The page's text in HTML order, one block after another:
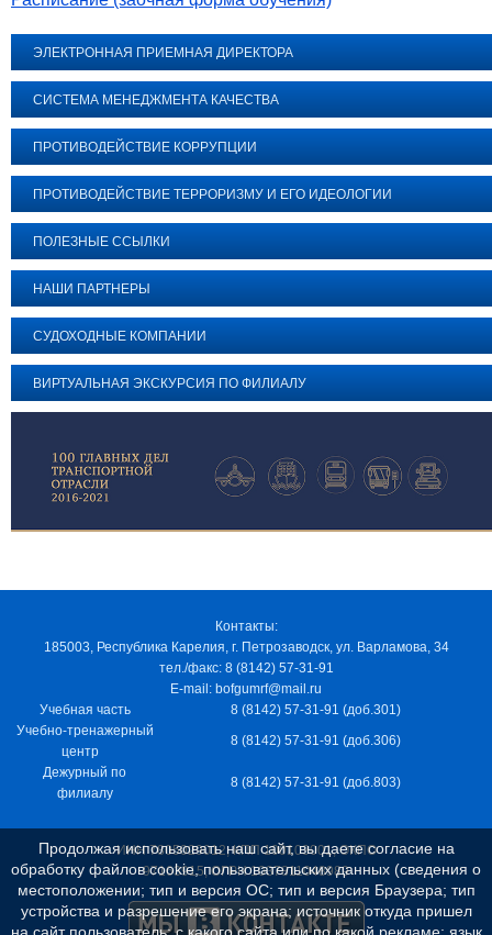
ЭЛЕКТРОННАЯ ПРИЕМНАЯ ДИРЕКТОРА
СИСТЕМА МЕНЕДЖМЕНТА КАЧЕСТВА
ПРОТИВОДЕЙСТВИЕ КОРРУПЦИИ
ПРОТИВОДЕЙСТВИЕ ТЕРРОРИЗМУ И ЕГО ИДЕОЛОГИИ
ПОЛЕЗНЫЕ ССЫЛКИ
НАШИ ПАРТНЕРЫ
СУДОХОДНЫЕ КОМПАНИИ
ВИРТУАЛЬНАЯ ЭКСКУРСИЯ ПО ФИЛИАЛУ
Контакты:
185003, Республика Карелия, г. Петрозаводск, ул. Варламова, 34
тел./факс: 8 (8142) 57-31-91
E-mail: bofgumrf@mail.ru
Учебная часть
8 (8142) 57-31-91 (доб.301)
Учебно-тренажерный
центр
8 (8142) 57-31-91 (доб.306)
Дежурный по
филиалу
8 (8142) 57-31-91 (доб.803)
ИНН 7805029012, КПП 100103001, ОКПО
97163915, ОГРН 1037811048989
Продолжая использовать наш сайт, вы даете согласие на
обработку файлов cookie, пользовательских данных (сведения о
местоположении; тип и версия ОС; тип и версия Браузера; тип
устройства и разрешение его экрана; источник откуда пришел